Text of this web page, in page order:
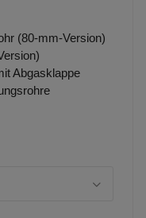
(80-mm-Version)
Abgasklappe